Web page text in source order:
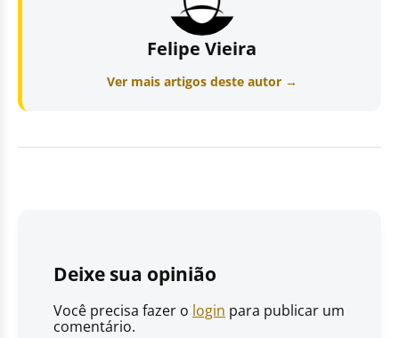
Felipe Vieira
Ver mais artigos deste autor →
Deixe sua opinião
Você precisa fazer o login para publicar um
comentário.